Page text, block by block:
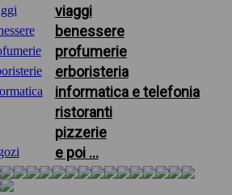
viaggi
benessere
profumerie
erboristeria
informatica e telefonia
ristoranti
pizzerie
e poi ...